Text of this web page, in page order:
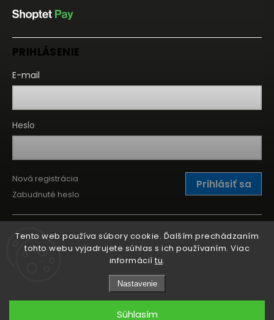
Tento web používa súbory cookie. Ďalším prechádzaním
tohto webu vyjadrujete súhlas s ich používaním. Viac
informácií tu.
Nastavenie
Súhlasím
PRIHLÁSENIE
E-mail
Heslo
Prihlásiť sa
Nová registrácia
Zabudnuté heslo